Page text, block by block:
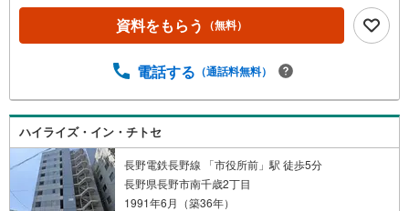
資料をもらう （無料）
電話する （通話料無料）
ハイライズ・イン・チトセ
長野電鉄長野線 「市役所前」駅 徒歩5分
長野県長野市南千歳2丁目
1991年6月（築36年）